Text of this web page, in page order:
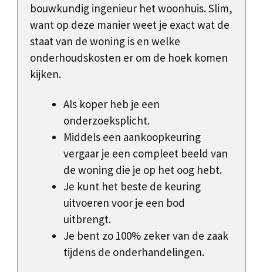
bouwkundig ingenieur het woonhuis. Slim,
want op deze manier weet je exact wat de
staat van de woning is en welke
onderhoudskosten er om de hoek komen
kijken.
Als koper heb je een
onderzoeksplicht.
Middels een aankoopkeuring
vergaar je een compleet beeld van
de woning die je op het oog hebt.
Je kunt het beste de keuring
uitvoeren voor je een bod
uitbrengt.
Je bent zo 100% zeker van de zaak
tijdens de onderhandelingen.